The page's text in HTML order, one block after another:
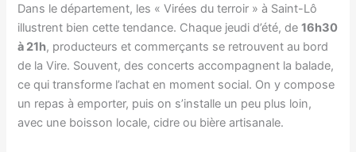
Dans le département, les « Virées du terroir » à Saint-Lô
illustrent bien cette tendance. Chaque jeudi d’été, de16h30
à 21h, producteurs et commerçants se retrouvent au bord
de la Vire. Souvent, des concerts accompagnent la balade,
ce qui transforme l’achat en moment social. On y compose
un repas à emporter, puis on s’installe un peu plus loin,
avec une boisson locale, cidre ou bière artisanale.